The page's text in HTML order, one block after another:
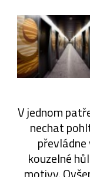
V jednom
nechat
kouzelné